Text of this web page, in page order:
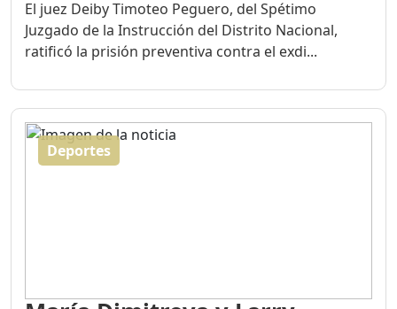
El juez Deiby Timoteo Peguero, del Spétimo
Juzgado de la Instrucción del Distrito Nacional,
ratificó la prisión preventiva contra el exdi...
Deportes